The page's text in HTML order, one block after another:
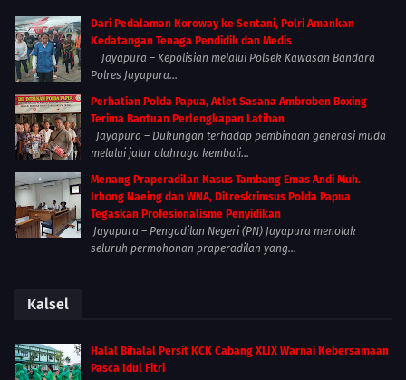
Dari Pedalaman Koroway ke Sentani, Polri Amankan
Kedatangan Tenaga Pendidik dan Medis
Jayapura – Kepolisian melalui Polsek Kawasan Bandara
Polres Jayapura...
Perhatian Polda Papua, Atlet Sasana Ambroben Boxing
Terima Bantuan Perlengkapan Latihan
Jayapura – Dukungan terhadap pembinaan generasi muda
melalui jalur olahraga kembali...
Menang Praperadilan Kasus Tambang Emas Andi Muh.
Irhong Naeing dan WNA, Ditreskrimsus Polda Papua
Tegaskan Profesionalisme Penyidikan
Jayapura – Pengadilan Negeri (PN) Jayapura menolak
seluruh permohonan praperadilan yang...
Kalsel
Halal Bihalal Persit KCK Cabang XLIX Warnai Kebersamaan
Pasca Idul Fitri